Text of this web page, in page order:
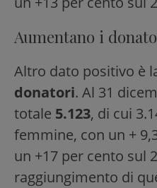
Aumentano i
Altro dato positivo è
donatori. Al 31
totale 5.123, di cui
femmine, con un +
un +17 per cento sul
raggiungimento di